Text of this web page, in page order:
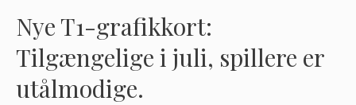
Nye T1-grafikkort:
Tilgængelige i juli, spillere er
utålmodige.